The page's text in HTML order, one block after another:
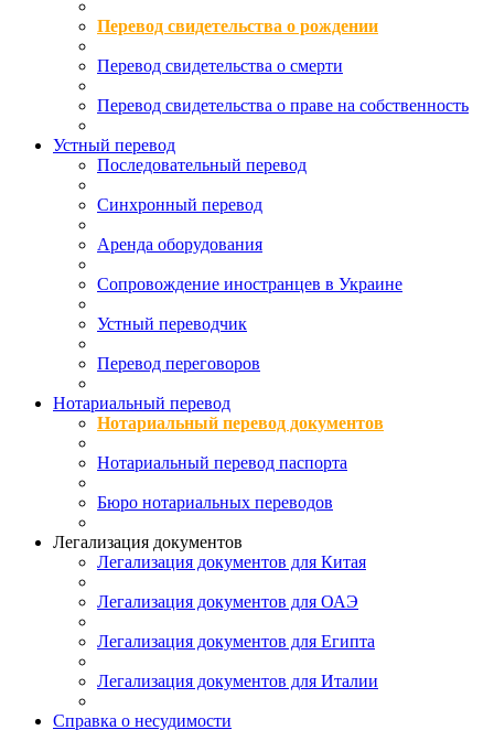
Перевод свидетельства о рождении
Перевод свидетельства о смерти
Перевод свидетельства о праве на собственность
Устный перевод
Последовательный перевод
Синхронный перевод
Аренда оборудования
Сопровождение иностранцев в Украине
Устный переводчик
Перевод переговоров
Нотариальный перевод
Нотариальный перевод документов
Нотариальный перевод паспорта
Бюро нотариальных переводов
Легализация документов
Легализация документов для Китая
Легализация документов для ОАЭ
Легализация документов для Египта
Легализация документов для Италии
Справка о несудимости